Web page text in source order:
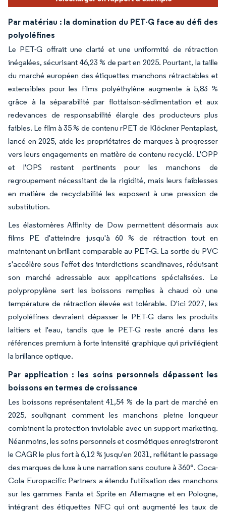
Par matériau : la domination du PET-G face au défi des
polyoléfines
Le PET-G offrait une clarté et une uniformité de rétraction
inégalées, sécurisant 46,23 % de part en 2025. Pourtant, la taille
du marché européen des étiquettes manchons rétractables et
extensibles pour les films polyéthylène augmente à 5,83 %
grâce à la séparabilité par flottaison-sédimentation et aux
redevances de responsabilité élargie des producteurs plus
faibles. Le film à 35 % de contenu rPET de Klöckner Pentaplast,
lancé en 2025, aide les propriétaires de marques à progresser
vers leurs engagements en matière de contenu recyclé. L'OPP
et l'OPS restent pertinents pour les manchons de
regroupement nécessitant de la rigidité, mais leurs faiblesses
en matière de recyclabilité les exposent à une pression de
substitution.
Les élastomères Affinity de Dow permettent désormais aux
films PE d'atteindre jusqu'à 60 % de rétraction tout en
maintenant un brillant comparable au PET-G. La sortie du PVC
s'accélère sous l'effet des interdictions scandinaves, réduisant
son marché adressable aux applications spécialisées. Le
polypropylène sert les boissons remplies à chaud où une
température de rétraction élevée est tolérable. D'ici 2027, les
polyoléfines devraient dépasser le PET-G dans les produits
laitiers et l'eau, tandis que le PET-G reste ancré dans les
références premium à forte intensité graphique qui privilégient
la brillance optique.
Par application : les soins personnels dépassent les
boissons en termes de croissance
Les boissons représentaient 41,54 % de la part de marché en
2025, soulignant comment les manchons pleine longueur
combinent la protection inviolable avec un support marketing.
Néanmoins, les soins personnels et cosmétiques enregistreront
le CAGR le plus fort à 6,12 % jusqu'en 2031, reflétant le passage
des marques de luxe à une narration sans couture à 360°. Coca-
Cola Europacific Partners a étendu l'utilisation des manchons
sur les gammes Fanta et Sprite en Allemagne et en Pologne,
intégrant des étiquettes NFC qui ont augmenté les taux de